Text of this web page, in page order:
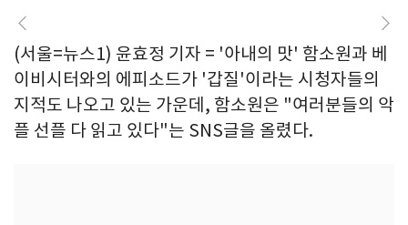
(서울=뉴스1) 윤효정 기자 = '아내의 맛' 함소원과 베
이비시터와의 에피소드가 '갑질'이라는 시청자들의
지적도 나오고 있는 가운데, 함소원은 "여러분들의 악
플 선플 다 읽고 있다"는 SNS글을 올렸다.